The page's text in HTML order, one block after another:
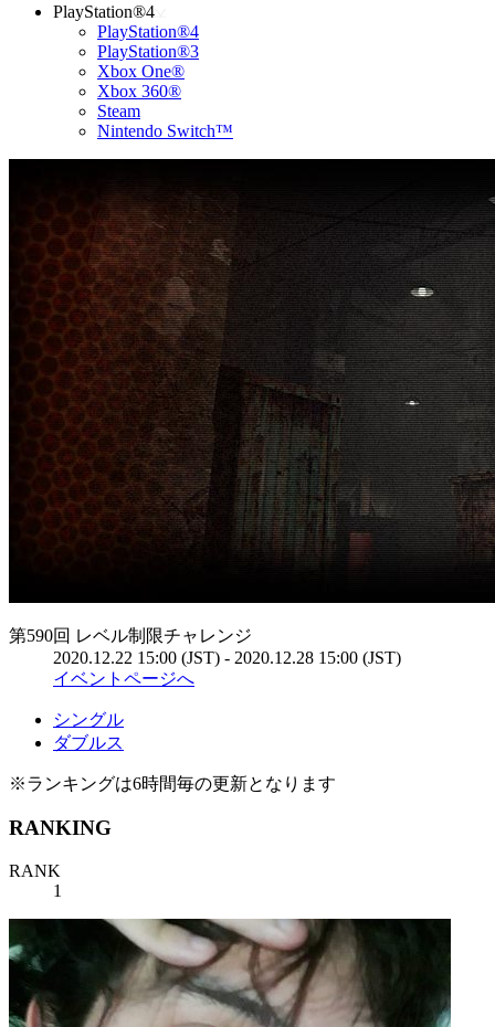
PlayStation®4
PlayStation®4
PlayStation®3
Xbox One®
Xbox 360®
Steam
Nintendo Switch™
第590回 レベル制限チャレンジ
2020.12.22 15:00 (JST) - 2020.12.28 15:00 (JST)
イベントページへ
シングル
ダブルス
※ランキングは6時間毎の更新となります
RANKING
RANK
1